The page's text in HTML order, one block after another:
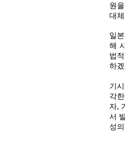
원
대
일
해
법
하
기
각
자,
서
성